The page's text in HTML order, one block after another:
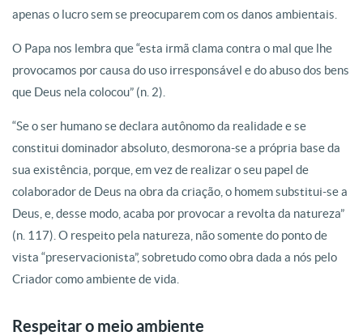
apenas o lucro sem se preocuparem com os danos ambientais.
O Papa nos lembra que “esta irmã clama contra o mal que lhe
provocamos por causa do uso irresponsável e do abuso dos bens
que Deus nela colocou” (n. 2).
“Se o ser humano se declara autônomo da realidade e se
constitui dominador absoluto, desmorona-se a própria base da
sua existência, porque, em vez de realizar o seu papel de
colaborador de Deus na obra da criação, o homem substitui-se a
Deus, e, desse modo, acaba por provocar a revolta da natureza”
(n. 117). O respeito pela natureza, não somente do ponto de
vista “preservacionista”, sobretudo como obra dada a nós pelo
Criador como ambiente de vida.
Respeitar o meio ambiente